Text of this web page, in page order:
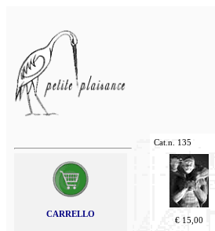
CARRELLO
Cat.n. 135
€ 15,00